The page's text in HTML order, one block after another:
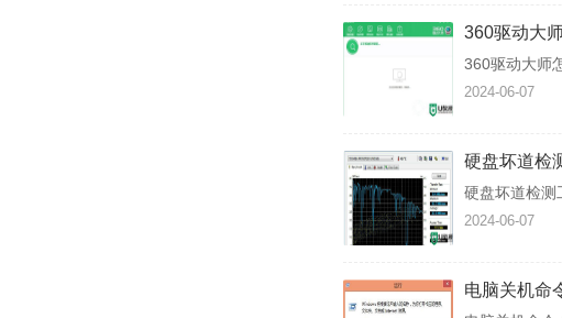
360驱动大
360驱动大师
2024-06-07
硬盘坏道检
硬盘坏道检测
2024-06-07
电脑关机命